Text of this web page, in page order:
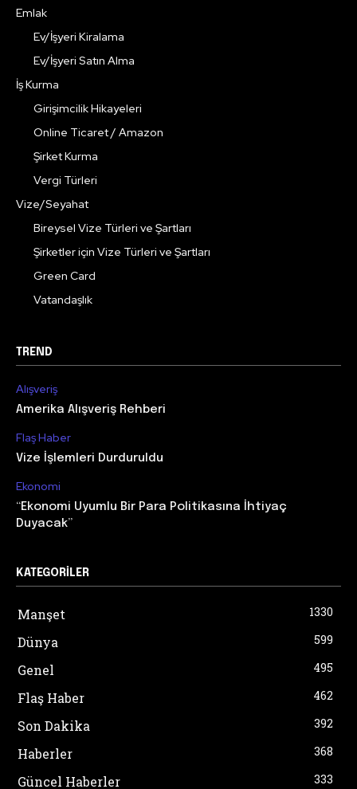
Emlak
Ev/İşyeri Kiralama
Ev/İşyeri Satın Alma
İş Kurma
Girişimcilik Hikayeleri
Online Ticaret / Amazon
Şirket Kurma
Vergi Türleri
Vize/Seyahat
Bireysel Vize Türleri ve Şartları
Şirketler için Vize Türleri ve Şartları
Green Card
Vatandaşlık
TREND
Alışveriş
Amerika Alışveriş Rehberi
Flaş Haber
Vize İşlemleri Durduruldu
Ekonomi
“Ekonomi Uyumlu Bir Para Politikasına İhtiyaç
Duyacak”
KATEGORILER
Manşet 1330
Dünya 599
Genel 495
Flaş Haber 462
Son Dakika 392
Haberler 368
Güncel Haberler 333